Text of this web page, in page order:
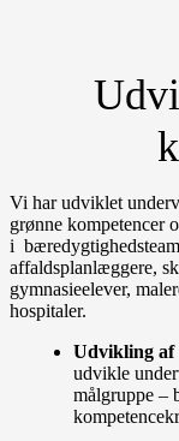
Vi har udviklet
grønne kompetencer
i
affaldsplanlæggere,
gymnasieelever,
hospitaler.
Udvikling af
udvikle
målgruppe –